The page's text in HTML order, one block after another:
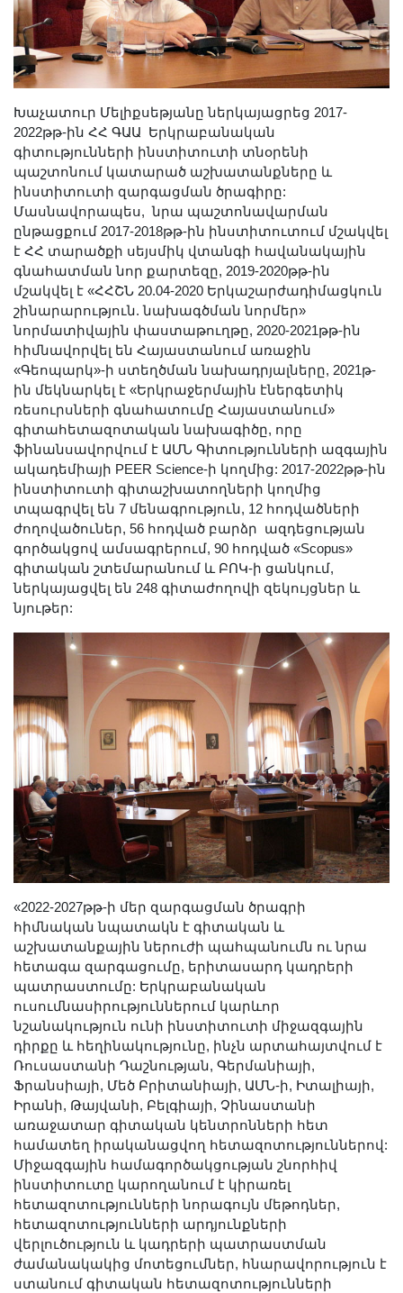
Խաչատուր Մելիքսեթյանը ներկայացրեց 2017-
2022թթ-ին ՀՀ ԳԱԱ Երկրաբանական
գիտությունների ինստիտուտի տնօրենի
պաշտոնում կատարած աշխատանքները և
ինստիտուտի զարգացման ծրագիրը:
Մասնավորապես, նրա պաշտոնավարման
ընթացքում 2017-2018թթ-ին ինստիտուտում մշակվել
է ՀՀ տարածքի սեյսմիկ վտանգի հավանակային
գնահատման նոր քարտեզը, 2019-2020թթ-ին
մշակվել է «ՀՀՇՆ 20.04-2020 Երկաշարժադիմացկուն
շինարարություն. նախագծման նորմեր»
նորմատիվային փաստաթուղթը, 2020-2021թթ-ին
հիմնավորվել են Հայաստանում առաջին
«Գեոպարկ»-ի ստեղծման նախադրյալները, 2021թ-
ին մեկնարկել է «Երկրաջերմային էներգետիկ
ռեսուրսների գնահատումը Հայաստանում»
գիտահետազոտական նախագիծը, որը
ֆինանսավորվում է ԱՄՆ Գիտությունների ազգային
ակադեմիայի PEER Science-ի կողմից: 2017-2022թթ-ին
ինստիտուտի գիտաշխատողների կողմից
տպագրվել են 7 մենագրություն, 12 հոդվածների
ժողովածուներ, 56 հոդված բարձր ազդեցության
գործակցով ամսագրերում, 90 հոդված «Scopus»
գիտական շտեմարանում և ԲՈԿ-ի ցանկում,
ներկայացվել են 248 գիտաժողովի զեկույցներ և
նյութեր:
«2022-2027թթ-ի մեր զարգացման ծրագրի
հիմնական նպատակն է գիտական և
աշխատանքային ներուժի պահպանումն ու նրա
հետագա զարգացումը, երիտասարդ կադրերի
պատրաստումը: Երկրաբանական
ուսումնասիրություններում կարևոր
նշանակություն ունի ինստիտուտի միջազգային
դիրքը և հեղինակությունը, ինչն արտահայտվում է
Ռուսաստանի Դաշնության, Գերմանիայի,
Ֆրանսիայի, Մեծ Բրիտանիայի, ԱՄՆ-ի, Իտալիայի,
Իրանի, Թայվանի, Բելգիայի, Չինաստանի
առաջատար գիտական կենտրոնների հետ
համատեղ իրականացվող հետազոտություններով:
Միջազգային համագործակցության շնորհիվ
ինստիտուտը կարողանում է կիրառել
հետազոտությունների նորագույն մեթոդներ,
հետազոտությունների արդյունքների
վերլուծություն և կադրերի պատրաստման
ժամանակակից մոտեցումներ, հնարավորություն է
ստանում գիտական հետազոտությունների